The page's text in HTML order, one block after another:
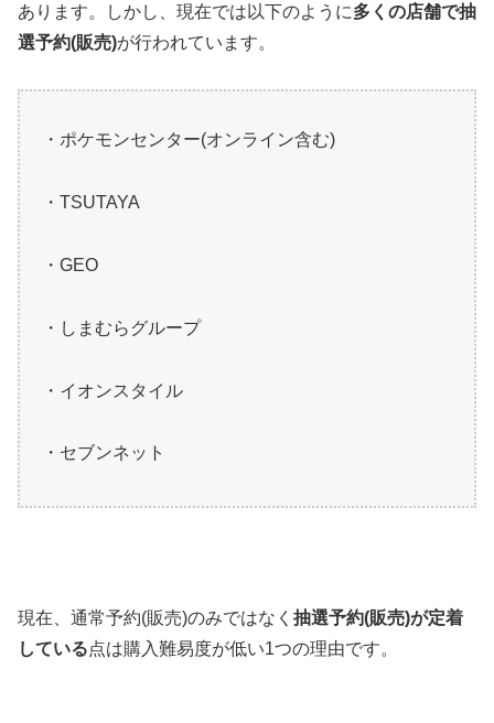
あります。しかし、現在では以下のように多くの店舗で抽
選予約(販売)が行われています。
・ポケモンセンター(オンライン含む)
・TSUTAYA
・GEO
・しまむらグループ
・イオンスタイル
・セブンネット
現在、通常予約(販売)のみではなく 抽選予約(販売)が定着
している点は購入難易度が低い1つの理由です。